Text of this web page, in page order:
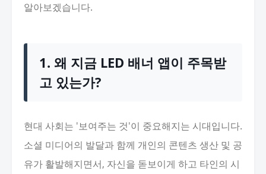
알아보겠습니다.
1. 왜 지금 LED 배너 앱이 주목받
고 있는가?
현대 사회는 '보여주는 것'이 중요해지는 시대입니다.
소셜 미디어의 발달과 함께 개인의 콘텐츠 생산 및 공
유가 활발해지면서, 자신을 돋보이게 하고 타인의 시